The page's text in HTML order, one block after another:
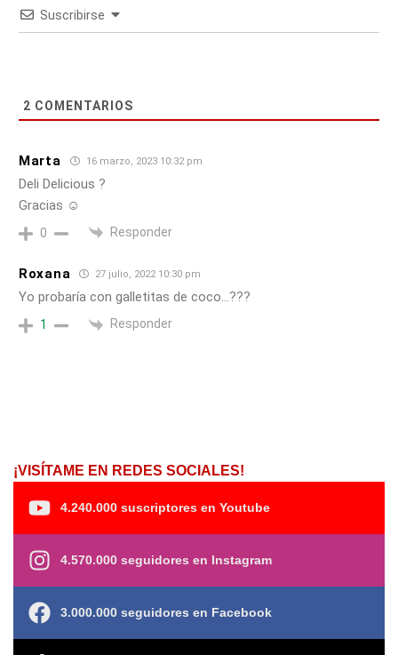
Suscribirse
2 COMENTARIOS
Marta 16 marzo, 2023 10:32 pm
Deli Delicious ?
Gracias ☺️
0 Responder
Roxana 27 julio, 2022 10:30 pm
Yo probaría con galletitas de coco…???
1 Responder
¡VISÍTAME EN REDES SOCIALES!
4.240.000 suscriptores en Youtube
4.570.000 seguidores en Instagram
3.000.000 seguidores en Facebook